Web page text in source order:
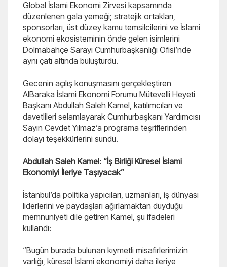
Global İslami Ekonomi Zirvesi kapsamında
düzenlenen gala yemeği; stratejik ortakları,
sponsorları, üst düzey kamu temsilcilerini ve İslami
ekonomi ekosisteminin önde gelen isimlerini
Dolmabahçe Sarayı Cumhurbaşkanlığı Ofisi’nde
aynı çatı altında buluşturdu.
Gecenin açılış konuşmasını gerçekleştiren
AlBaraka İslami Ekonomi Forumu Mütevelli Heyeti
Başkanı Abdullah Saleh Kamel, katılımcıları ve
davetlileri selamlayarak Cumhurbaşkanı Yardımcısı
Sayın Cevdet Yılmaz’a programa teşriflerinden
dolayı teşekkürlerini sundu.
Abdullah Saleh Kamel: “İş Birliği Küresel İslami
Ekonomiyi İleriye Taşıyacak”
İstanbul’da politika yapıcıları, uzmanları, iş dünyası
liderlerini ve paydaşları ağırlamaktan duyduğu
memnuniyeti dile getiren Kamel, şu ifadeleri
kullandı:
“Bugün burada bulunan kıymetli misafirlerimizin
varlığı, küresel İslami ekonomiyi daha ileriye